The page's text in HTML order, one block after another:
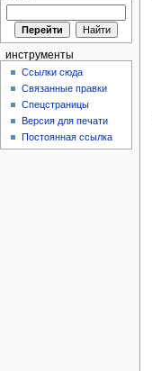
инструменты
Ссылки сюда
Связанные правки
Спецстраницы
Версия для печати
Постоянная ссылка